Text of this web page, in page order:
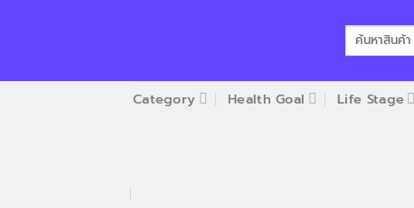
Search
Category Health Goal Life Stage